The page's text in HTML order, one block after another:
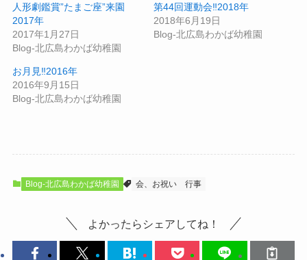
人形劇鑑賞”たまご座”来園
2017年
2017年1月27日
Blog-北広島わかば幼稚園
第44回運動会‼2018年
2018年6月19日
Blog-北広島わかば幼稚園
お月見‼2016年
2016年9月15日
Blog-北広島わかば幼稚園
Blog-北広島わかば幼稚園 会、お祝い 行事
よかったらシェアしてね！